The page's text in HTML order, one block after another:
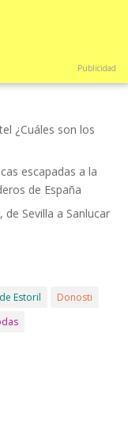
Publicidad
¿Cuáles son los
escapadas a la
de España
de Sevilla a Sanlucar
Estoril
Donosti